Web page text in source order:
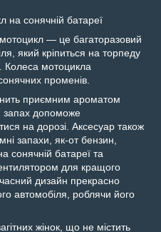
на сонячній батареї
— це багаторазовий
який кріпиться на торпеду
Колеса мотоцикла
променів.
приємним ароматом
запах допоможе
на дорозі. Аксесуар також
запахи, як-от бензин,
сонячній батареї та
для кращого
дизайн прекрасно
автомобіля, роблячи його
жінок, що не містить